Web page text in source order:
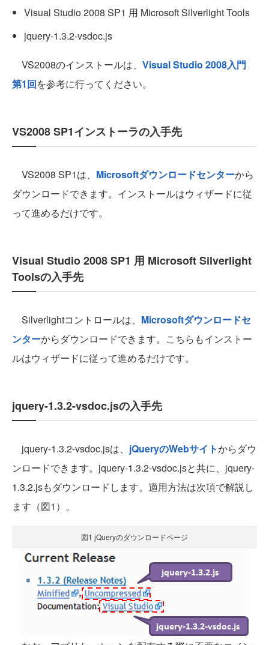
Visual Studio 2008 SP1 用 Microsoft Silverlight Tools
jquery-1.3.2-vsdoc.js
VS2008のインストールは、 Visual Studio 2008入門
第1回を参考に行ってください。
VS2008 SP1インストーラの入手先
VS2008 SP1は、 Microsoftダウンロードセンターから
ダウンロードできます。インストールはウィザードに従
って進めるだけです。
Visual Studio 2008 SP1 用 Microsoft Silverlight
Toolsの入手先
Silverlightコントロールは、 Microsoftダウンロードセ
ンターからダウンロードできます。こちらもインストー
ルはウィザードに従って進めるだけです。
jquery-1.3.2-vsdoc.jsの入手先
jquery-1.3.2-vsdoc.jsは、 jQueryのWebサイトからダウ
ンロードできます。jquery-1.3.2-vsdoc.jsと共に、jquery-
1.3.2.jsもダウンロードします。適用方法は次項で解説し
ます（図1）。
図1 jQueryのダウンロードページ